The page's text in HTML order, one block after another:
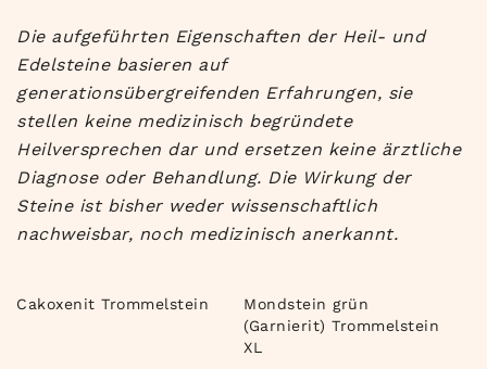
Die aufgeführten Eigenschaften der Heil- und
Edelsteine basieren auf
generationsübergreifenden Erfahrungen, sie
stellen keine medizinisch begründete
Heilversprechen dar und ersetzen keine ärztliche
Diagnose oder Behandlung. Die Wirkung der
Steine ist bisher weder wissenschaftlich
nachweisbar, noch medizinisch anerkannt.
Cakoxenit Trommelstein
Mondstein grün
(Garnierit) Trommelstein
XL